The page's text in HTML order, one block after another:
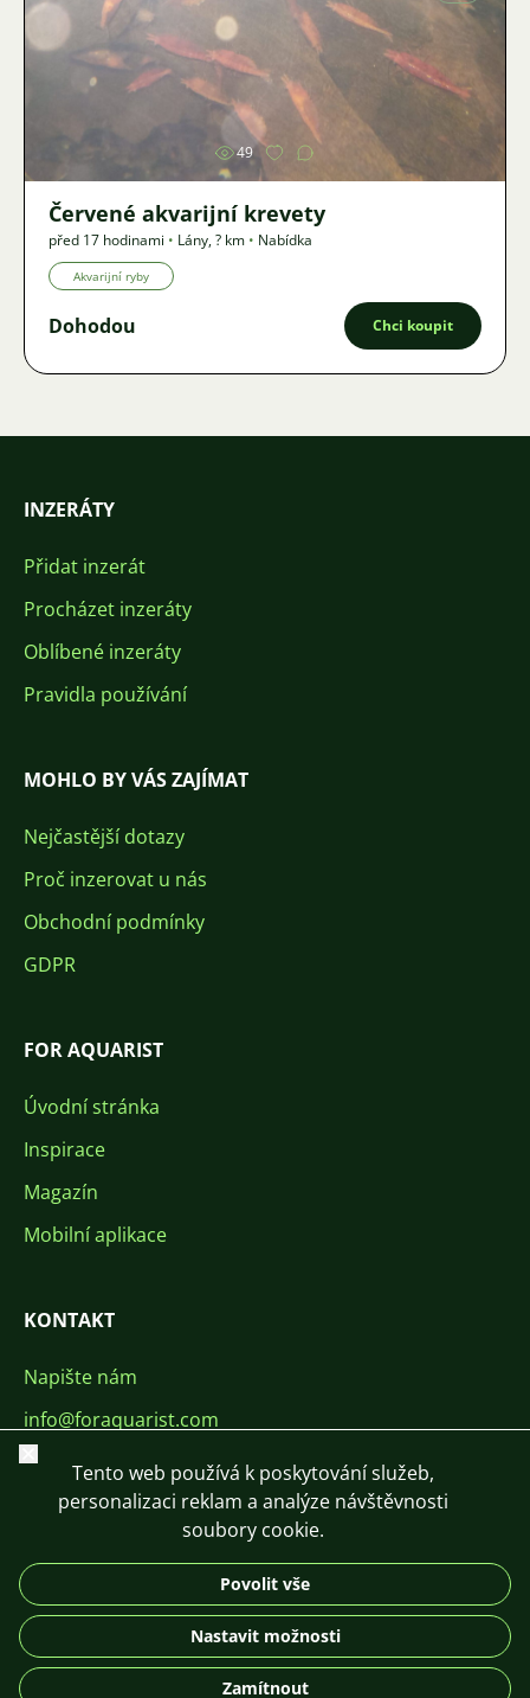
Obrázek
49
Červené akvarijní krevety
před 17 hodinami • Lány,? km • Nabídka
Akvarijní ryby
Dohodou Chci koupit
INZERÁTY
Přidat inzerát
Procházet inzeráty
Oblíbené inzeráty
Pravidla používání
MOHLO BY VÁS ZAJÍMAT
Nejčastější dotazy
Proč inzerovat u nás
Obchodní podmínky
GDPR
FOR AQUARIST
Úvodní stránka
Inspirace
Magazín
Mobilní aplikace
KONTAKT
Napište nám
info@foraquarist.com
+420 603 449 602
DE
© 2026 For Aquarist
Zavřít
Tento web používá k poskytování služeb,
personalizaci reklam a analýze návštěvnosti
soubory cookie.
Povolit vše
Nastavit možnosti
Zamítnout